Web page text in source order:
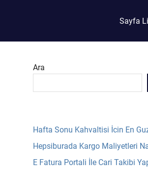
Sayfa
Ara
Hafta Sonu Kahvaltisi İcin En
Hepsiburada Kargo Maliyetleri
E Fatura Portali İle Cari Takibi